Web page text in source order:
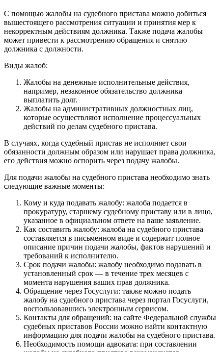
С помощью жалобы на судебного пристава можно добиться
вышестоящего рассмотрения ситуации и принятия мер к
некорректным действиям должника. Также подача жалобы
может привести к рассмотрению обращения и снятию
должника с должности.
Виды жалоб:
Жалобы на денежные исполнительные действия,
например, незаконное обязательство должника
выплатить долг.
Жалобы на административных должностных лиц,
которые осуществляют исполнение процессуальных
действий по делам судебного пристава.
В случаях, когда судебный пристав не исполняет свои
обязанности должным образом или нарушает права должника,
его действия можно оспорить через подачу жалобы.
Для подачи жалобы на судебного пристава необходимо знать
следующие важные моменты:
Кому и куда подавать жалобу: жалоба подается в
прокуратуру, старшему судебному приставу или в лицо,
указанное в официальном ответе на ваше заявление.
Как составить жалобу: жалоба на судебного пристава
составляется в письменном виде и содержит полное
описание причин подачи жалобы, фактов нарушений и
требований к исполнителю.
Срок подачи жалобы: жалобу необходимо подавать в
установленный срок — в течение трех месяцев с
момента нарушения ваших прав должника.
Обращение через Госуслуги: также можно подать
жалобу на судебного пристава через портал Госуслуги,
воспользовавшись электронным сервисом.
Контакты для обращений: на сайте Федеральной службы
судебных приставов России можно найти контактную
информацию для подачи жалобы на судебного пристава.
Необходимость помощи адвоката: при составлении